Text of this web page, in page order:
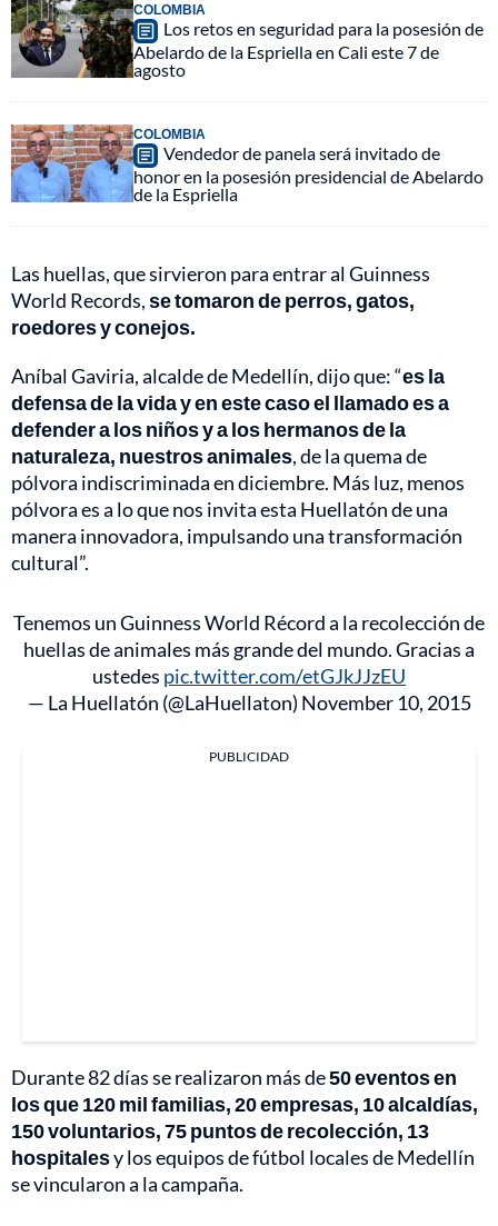
COLOMBIA
Los retos en seguridad para la posesión de
Abelardo de la Espriella en Cali este 7 de
agosto
COLOMBIA
Vendedor de panela será invitado de
honor en la posesión presidencial de Abelardo
de la Espriella
Las huellas, que sirvieron para entrar al Guinness
World Records,se tomaron de perros, gatos,
roedores y conejos.
Aníbal Gaviria, alcalde de Medellín, dijo que: “es la
defensa de la vida y en este caso el llamado es a
defender a los niños y a los hermanos de la
naturaleza, nuestros animales, de la quema de
pólvora indiscriminada en diciembre. Más luz, menos
pólvora es a lo que nos invita esta Huellatón de una
manera innovadora, impulsando una transformación
cultural”.
Tenemos un Guinness World Récord a la recolección de
huellas de animales más grande del mundo. Gracias a
ustedes pic.twitter.com/etGJkJJzEU
— La Huellatón (@LaHuellaton) November 10, 2015
PUBLICIDAD
Durante 82 días se realizaron más de50 eventos en
los que 120 mil familias, 20 empresas, 10 alcaldías,
150 voluntarios, 75 puntos de recolección, 13
hospitalesy los equipos de fútbol locales de Medellín
se vincularon a la campaña.